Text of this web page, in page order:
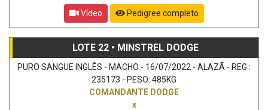
Vídeo
Pedigree completo
LOTE 22 • MINSTREL DODGE
PURO SANGUE INGLÊS - MACHO - 16/07/2022 - ALAZÃ - REG.:
235173 - PESO: 485KG
COMANDANTE DODGE
x